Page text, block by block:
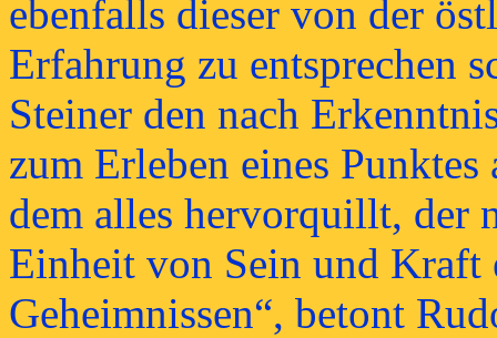
ebenfalls dieser von der
Erfahrung zu entsprechen
Steiner den nach
zum Erleben eines
dem alles hervorquillt, der
Einheit von Sein und Kraft
Geheimnissen“, betont